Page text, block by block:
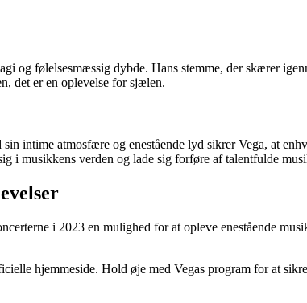
og følelsesmæssig dybde. Hans stemme, der skærer
det er en oplevelse for sjælen.
intime atmosfære og enestående lyd sikrer Vega, at
i musikkens verden og lade sig forføre af talentfulde
i 2023 en mulighed for at opleve enestående
hjemmeside. Hold øje med Vegas program for at